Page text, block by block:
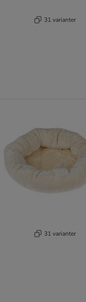
31 varianter
31 varianter